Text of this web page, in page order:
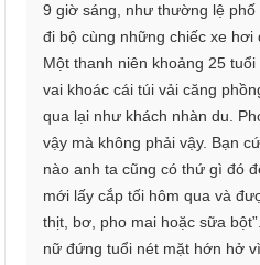
9 giờ sáng, như thường lệ
đi bộ cùng những chiếc xe hơi
Một thanh niên khoảng 25
vai khoác cái túi vải căng
qua lại như khách nhàn du.
vậy mà không phải vậy. Bạn
nào anh ta cũng có thứ gì đó
mới lấy cắp tối hôm qua và
thịt, bơ, pho mai hoặc sữa
nữ đứng tuổi nét mặt hớn hở